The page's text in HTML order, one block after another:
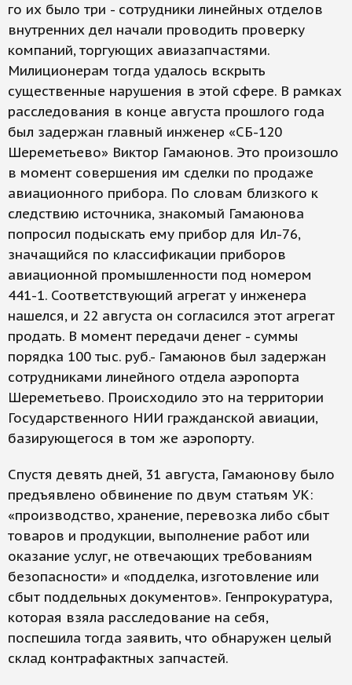
го их было три - сотрудники линейных отделов
внутренних дел начали проводить проверку
компаний, торгующих авиазапчастями.
Милиционерам тогда удалось вскрыть
существенные нарушения в этой сфере. В рамках
расследования в конце августа прошлого года
был задержан главный инженер «СБ-120
Шереметьево» Виктор Гамаюнов. Это произошло
в момент совершения им сделки по продаже
авиационного прибора. По словам близкого к
следствию источника, знакомый Гамаюнова
попросил подыскать ему прибор для Ил-76,
значащийся по классификации приборов
авиационной промышленности под номером
441-1. Соответствующий агрегат у инженера
нашелся, и 22 августа он согласился этот агрегат
продать. В момент передачи денег - суммы
порядка 100 тыс. руб.- Гамаюнов был задержан
сотрудниками линейного отдела аэропорта
Шереметьево. Происходило это на территории
Государственного НИИ гражданской авиации,
базирующегося в том же аэропорту.
Спустя девять дней, 31 августа, Гамаюнову было
предъявлено обвинение по двум статьям УК:
«производство, хранение, перевозка либо сбыт
товаров и продукции, выполнение работ или
оказание услуг, не отвечающих требованиям
безопасности» и «подделка, изготовление или
сбыт поддельных документов». Генпрокуратура,
которая взяла расследование на себя,
поспешила тогда заявить, что обнаружен целый
склад контрафактных запчастей.